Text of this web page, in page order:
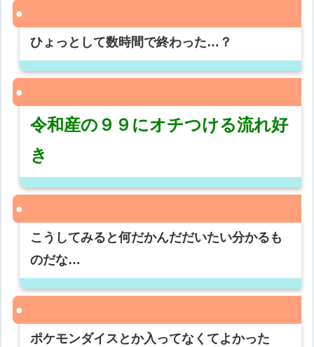
ひょっとして数時間で終わった…？
令和産の９９にオチつける流れ好
き
こうしてみると何だかんだだいたい分かるも
のだな…
ポケモンダイスとか入ってなくてよかった